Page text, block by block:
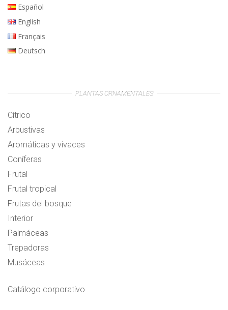
Español
English
Français
Deutsch
PLANTAS ORNAMENTALES
Cítrico
Arbustivas
Aromáticas y vivaces
Coníferas
Frutal
Frutal tropical
Frutas del bosque
Interior
Palmáceas
Trepadoras
Musáceas
Catálogo corporativo